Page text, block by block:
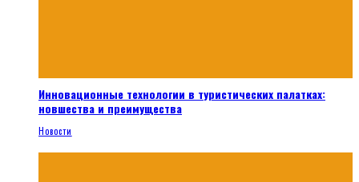
Инновационные технологии в туристических палатках:
новшества и преимущества
Новости